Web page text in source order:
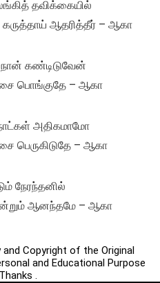
தவிக்கையில்
ஆதரித்தீர் – ஆகா
கண்டிடுவேன்
பொங்குதே – ஆகா
அதிகமாமோ
பெருகிடுதே – ஆகா
நேரந்தனில்
ஆனந்தமே – ஆகா
Copyright of the Original
and Educational Purpose
.